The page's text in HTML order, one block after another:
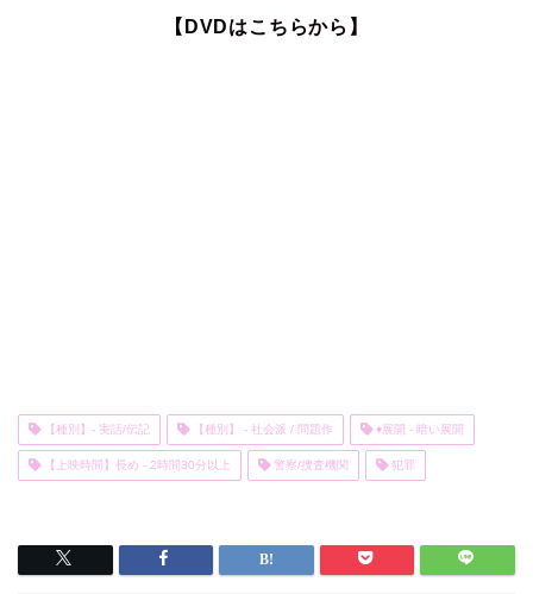
【DVDはこちらから】
【種別】- 実話/伝記 【種別】 - 社会派 / 問題作 ♦展開 - 暗い展開
【上映時間】長め - 2時間30分以上 警察/捜査機関 犯罪